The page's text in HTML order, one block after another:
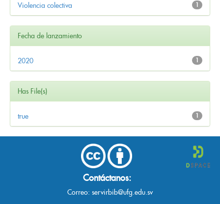
1
Violencia colectiva
Fecha de lanzamiento
1
2020
Has File(s)
1
true
Contáctanos:
Correo: servirbib@ufg.edu.sv